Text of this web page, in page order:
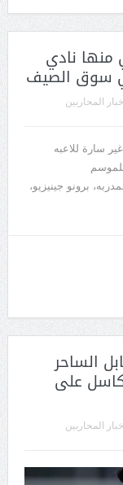
منها نادي
سوق الصيف
أخبار المحاربين
سارة للاعبه
برونو جينيزيو،
مقابل الساحر
على
أخبار المحاربين